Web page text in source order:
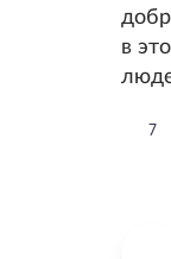
в
7